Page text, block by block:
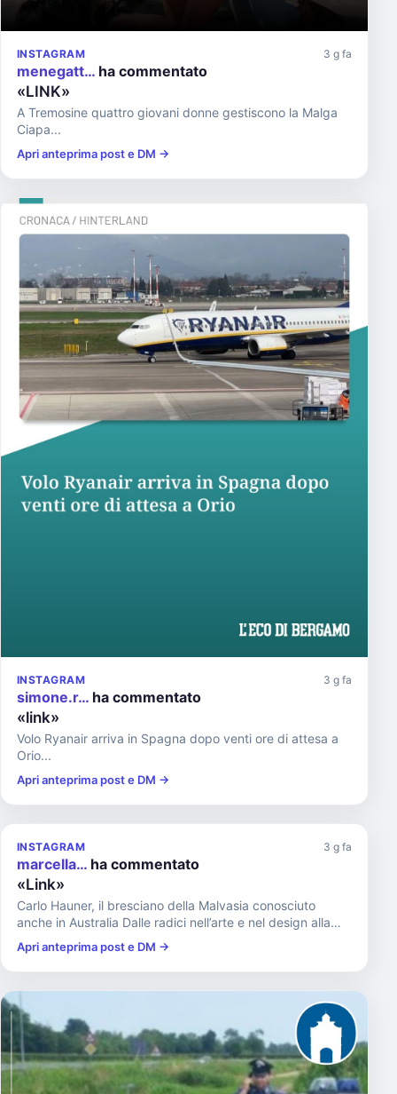
INSTAGRAM 3 g fa
menegatt… ha commentato
«LINK»
A Tremosine quattro giovani donne gestiscono la Malga
Ciapa...
Apri anteprima post e DM →
INSTAGRAM 3 g fa
simone.r… ha commentato
«link»
Volo Ryanair arriva in Spagna dopo venti ore di attesa a
Orio...
Apri anteprima post e DM →
INSTAGRAM 3 g fa
marcella… ha commentato
«Link»
Carlo Hauner, il bresciano della Malvasia conosciuto
anche in Australia Dalle radici nell’arte e nel design alla
cantin...
Apri anteprima post e DM →